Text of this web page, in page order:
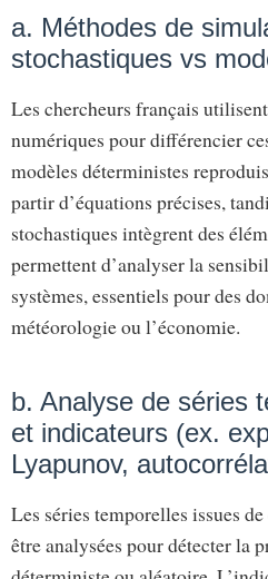
a. Méthodes de
stochastiques vs
Les chercheurs français
numériques pour différencier
modèles déterministes
partir d’équations précises,
stochastiques intègrent des
permettent d’analyser la
systèmes, essentiels pour des
météorologie ou l’économie.
b. Analyse de séries
et indicateurs (ex.
Lyapunov,
Les séries temporelles issues
être analysées pour détecter la